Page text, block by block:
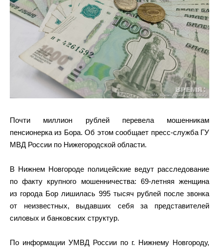
Почти миллион рублей перевела мошенникам
пенсионерка из Бора. Об этом сообщает пресс-служба ГУ
МВД России по Нижегородской области.
В Нижнем Новгороде полицейские ведут расследование
по факту крупного мошенничества: 69-летняя женщина
из города Бор лишилась 995 тысяч рублей после звонка
от неизвестных, выдавших себя за представителей
силовых и банковских структур.
По информации УМВД России по г. Нижнему Новгороду,